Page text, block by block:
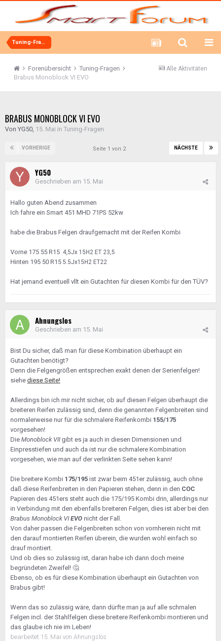
Tuning-Fragen
Alle Aktivitäten
Forenübersicht
Tuning-Fragen
Brabus Monoblock VI EVO
BRABUS MONOBLOCK VI EVO
Von YG50, 15. Mai in Tuning-Fragen
VORHERIGE NÄCHSTE
Seite 1 von 2
YG50
Geschrieben am 15. Mai
Hallo guten Abend zusammen
Ich fahre ein Smart 451 MHD 71PS 52kw
habe die Brabus Felgen draufgemacht mit der Reifen Kombi
Vorne 175 55 R15 4,5Jx 15H2 ET 23,5
Hinten 195 50 R15 5.5Jx15H2 ET22
Hat jemand eventuell vllt ein Gutachten für diesen Kombi für den TÜV?
Ahnungslos
Geschrieben am 15. Mai
Bist Du sicher, daß man für diese Kombination überhaupt ein
Gutachten benötigt?
Denn die Felgengrößen entsprechen exakt denen der Serienfelgen!
siehe diese Seite!
Allerdings bin ich mir nicht sicher, ob auf diesen Felgen überhaupt die
breiteren Reifen zulässig sind, denn die genannten Felgenbreiten sind
normalerweise nur für die schmalere Reifenkombi 155/175
vorgesehen!
Die Monoblock VIIgibt es ja auch in diesen Dimensionen und
Einpresstiefen und auch da ist nur die schmalere Kombination
vorgesehen, wie man auf der verlinkten Seite sehen kann!
Die breitere Kombi 175/195 ist zwar beim 451er zulässig, auch ohne
daß diese Reifenbreiten in den Papieren stehen, denn in den COC
Papieren des 451ers steht auch die 175/195 Kombi drin, allerdings nur
in Verbindung mit den ebenfalls breiteren Felgen, dies ist aber bei den
Brabus Monoblock VIEVO nicht der Fall.
Von daher passen die Felgenbreiten schon von vornherein nicht mit
den darauf montierten Reifen überein, die wurden wohl einfach so
drauf montiert.
Und ob dies so zulässig ist, daran habe ich dann doch meine
begründeten Zweifel! 🤔
Ebenso, ob es für diese Kombination überhaupt ein Gutachten von
Brabus gibt!
Wenn das so zulässig wäre, dann dürfte man ja auf alle schmalen
Felgen incl. der Stahlfelgen diese breitere Reifenkombi montieren und
das glaube ich nie im Leben!
bearbeitet 15. Mai von Ahnungslos